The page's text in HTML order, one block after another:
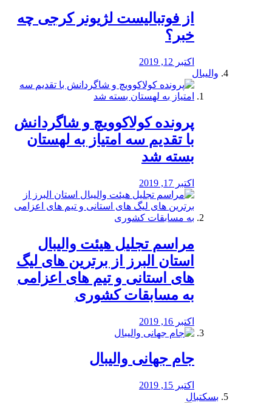
از فوتبالیست لژیونر کرجی چه
خبر؟
اکتبر 12, 2019
والیبال
پرونده کولاکوویچ و شاگردانش
با تقدیم سه امتیاز به لهستان
بسته شد
اکتبر 17, 2019
مراسم تجلیل هیئت والیبال
استان البرز از برترین های لیگ
های استانی و تیم های اعزامی
به مسابقات کشوری
اکتبر 16, 2019
جام جهانی والیبال
اکتبر 15, 2019
بسکتبال